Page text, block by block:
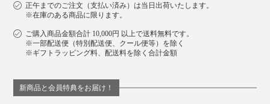
正午までのご注文（支払い済み）は当日出荷いたします。
※在庫のある商品に限ります。
ご購入商品金額合計 10,000円 以上で送料無料です。
※一部配送便（特別配送便、クール便等）を除く
※ギフトラッピング料、配送料を除く合計金額
新商品と会員特典をお届け！